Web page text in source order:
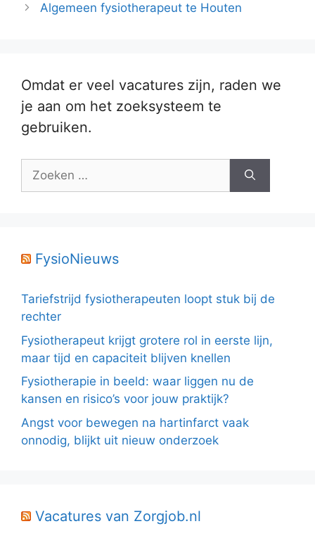
Algemeen fysiotherapeut te Houten
Omdat er veel vacatures zijn, raden we
je aan om het zoeksysteem te
gebruiken.
Zoek
FysioNieuws
Tariefstrijd fysiotherapeuten loopt stuk bij de
rechter
Fysiotherapeut krijgt grotere rol in eerste lijn,
maar tijd en capaciteit blijven knellen
Fysiotherapie in beeld: waar liggen nu de
kansen en risico’s voor jouw praktijk?
Angst voor bewegen na hartinfarct vaak
onnodig, blijkt uit nieuw onderzoek
Vacatures van Zorgjob.nl